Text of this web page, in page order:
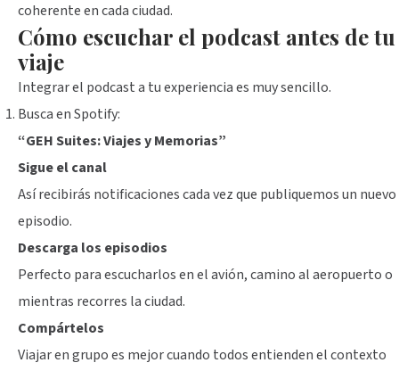
coherente en cada ciudad.
Cómo escuchar el podcast antes de tu
viaje
Integrar el podcast a tu experiencia es muy sencillo.
Busca en Spotify:
“GEH Suites: Viajes y Memorias”
Sigue el canal
Así recibirás notificaciones cada vez que publiquemos un nuevo
episodio.
Descarga los episodios
Perfecto para escucharlos en el avión, camino al aeropuerto o
mientras recorres la ciudad.
Compártelos
Viajar en grupo es mejor cuando todos entienden el contexto